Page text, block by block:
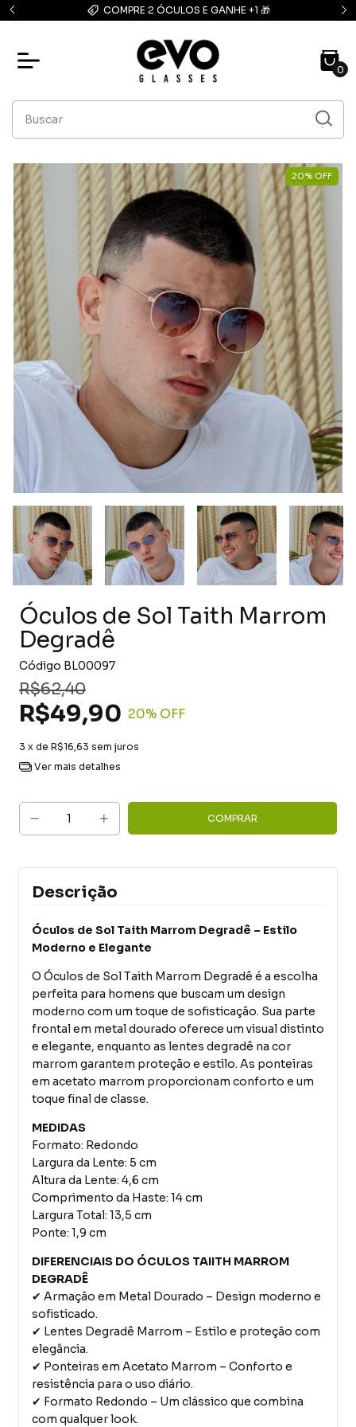
COMPRE 2 ÓCULOS E GANHE +1 🎁 FRETE GRÁTIS:
0
20% OFF
Óculos de Sol Taith Marrom
Degradê
Código BL00097
R$62,40
R$49,90 20% OFF
3 x de R$16,63 sem juros
Ver mais detalhes
Descrição
Óculos de Sol Taith Marrom Degradê – Estilo
Moderno e Elegante
O Óculos de Sol Taith Marrom Degradê é a escolha
perfeita para homens que buscam um design
moderno com um toque de sofisticação. Sua parte
frontal em metal dourado oferece um visual distinto
e elegante, enquanto as lentes degradê na cor
marrom garantem proteção e estilo. As ponteiras
em acetato marrom proporcionam conforto e um
toque final de classe.
MEDIDAS
Formato: Redondo
Largura da Lente: 5 cm
Altura da Lente: 4,6 cm
Comprimento da Haste: 14 cm
Largura Total: 13,5 cm
Ponte: 1,9 cm
DIFERENCIAIS DO ÓCULOS TAIITH MARROM
DEGRADÊ
✔ Armação em Metal Dourado – Design moderno e
sofisticado.
✔ Lentes Degradê Marrom – Estilo e proteção com
elegância.
✔ Ponteiras em Acetato Marrom – Conforto e
resistência para o uso diário.
✔ Formato Redondo – Um clássico que combina
com qualquer look.